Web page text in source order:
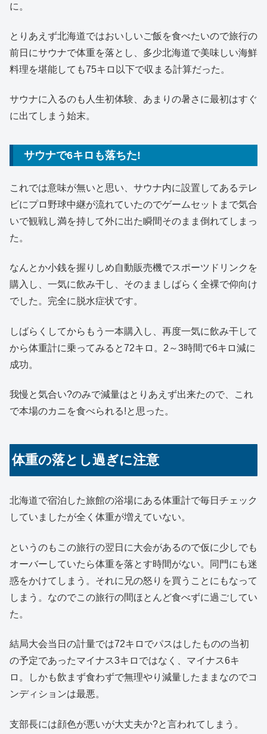
に。
とりあえず北海道ではおいしいご飯を食べたいので旅行の
前日にサウナで体重を落とし、多少北海道で美味しい海鮮
料理を堪能しても75キロ以下で収まる計算だった。
サウナに入るのも人生初体験、あまりの暑さに最初はすぐ
に出てしまう始末。
サウナで6キロも落ちた!
これでは意味が無いと思い、サウナ内に設置してあるテレ
ビにプロ野球中継が流れていたのでゲームセットまで気合
いで観戦し満を持して外に出た瞬間そのまま倒れてしまっ
た。
なんとか小銭を握りしめ自動販売機でスポーツドリンクを
購入し、一気に飲み干し、そのまましばらく全裸で仰向け
でした。完全に脱水症状です。
しばらくしてからもう一本購入し、再度一気に飲み干して
から体重計に乗ってみると72キロ。2～3時間で6キロ減に
成功。
我慢と気合い?のみで減量はとりあえず出来たので、これ
で本場のカニを食べられる!と思った。
体重の落とし過ぎに注意
北海道で宿泊した旅館の浴場にある体重計で毎日チェック
していましたが全く体重が増えていない。
というのもこの旅行の翌日に大会があるので仮に少しでも
オーバーしていたら体重を落とす時間がない。同門にも迷
惑をかけてしまう。それに兄の怒りを買うことにもなって
しまう。なのでこの旅行の間ほとんど食べずに過ごしてい
た。
結局大会当日の計量では72キロでパスはしたものの当初
の予定であったマイナス3キロではなく、マイナス6キ
ロ。しかも飲まず食わずで無理やり減量したままなのでコ
ンディションは最悪。
支部長には顔色が悪いが大丈夫か?と言われてしまう。